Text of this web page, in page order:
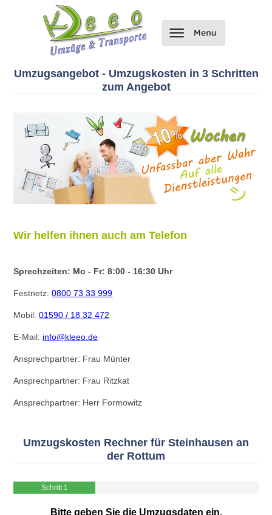
Umzugsangebot - Umzugskosten in 3 Schritten
zum Angebot
Wir helfen ihnen auch am Telefon
Sprechzeiten: Mo - Fr: 8:00 - 16:30 Uhr
Festnetz:0800 73 33 999
Mobil:01590 / 18 32 472
E-Mail: info@kleeo.de
Ansprechpartner: Frau Münter
Ansprechpartner: Frau Ritzkat
Ansprechpartner: Herr Formowitz
Umzugskosten Rechner für Steinhausen an
der Rottum
Schritt 1
Bitte geben Sie die Umzugsdaten ein.